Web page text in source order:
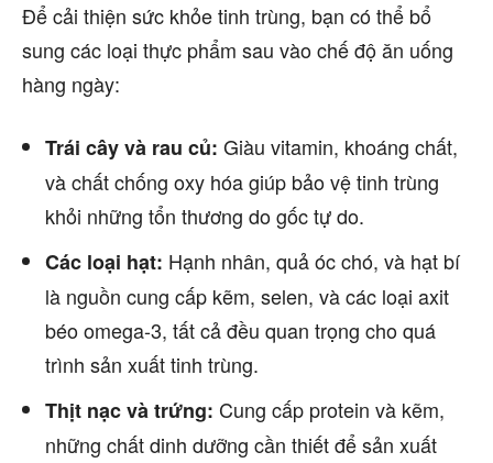
Để cải thiện sức khỏe tinh trùng, bạn có thể bổ
sung các loại thực phẩm sau vào chế độ ăn uống
hàng ngày:
Trái cây và rau củ: Giàu vitamin, khoáng chất,
và chất chống oxy hóa giúp bảo vệ tinh trùng
khỏi những tổn thương do gốc tự do.
Các loại hạt: Hạnh nhân, quả óc chó, và hạt bí
là nguồn cung cấp kẽm, selen, và các loại axit
béo omega-3, tất cả đều quan trọng cho quá
trình sản xuất tinh trùng.
Thịt nạc và trứng: Cung cấp protein và kẽm,
những chất dinh dưỡng cần thiết để sản xuất